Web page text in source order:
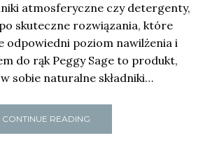
atmosferyczne czy detergenty,
skuteczne rozwiązania, które
odpowiedni poziom nawilżenia i
do rąk Peggy Sage to produkt,
sobie naturalne składniki…
CONTINUE READING